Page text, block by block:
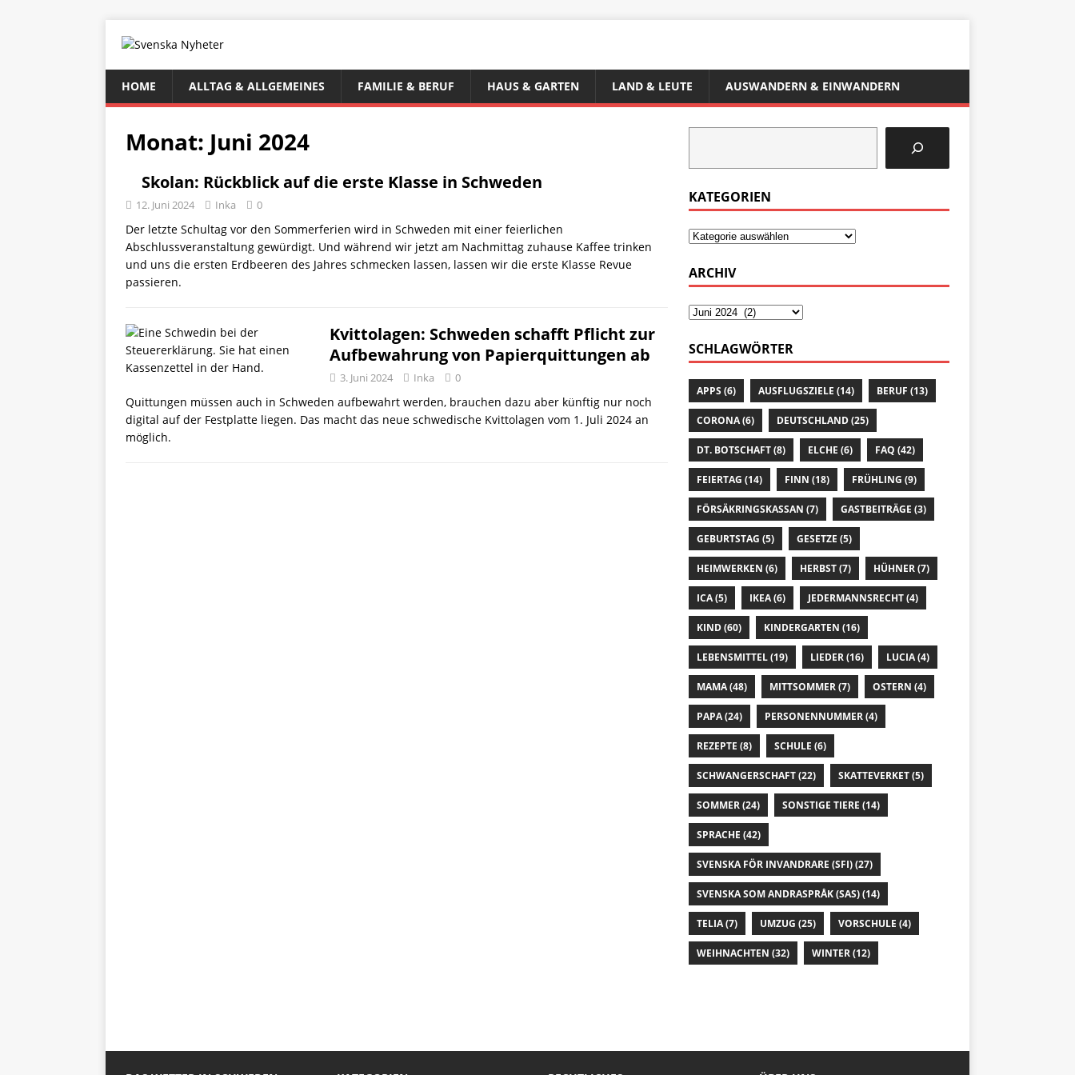
HOME ALLTAG & ALLGEMEINES FAMILIE & BERUF HAUS & GARTEN LAND & LEUTE AUSWANDERN & EINWANDERN
Monat: Juni 2024
Skolan: Rückblick auf die erste Klasse in Schweden
12. Juni 2024 Inka 0
Der letzte Schultag vor den Sommerferien wird in Schweden mit einer feierlichen
Abschlussveranstaltung gewürdigt. Und während wir jetzt am Nachmittag zuhause Kaffee trinken
und uns die ersten Erdbeeren des Jahres schmecken lassen, lassen wir die erste Klasse Revue
passieren.
Kvittolagen: Schweden schafft Pflicht zur
Aufbewahrung von Papierquittungen ab
3. Juni 2024 Inka 0
Quittungen müssen auch in Schweden aufbewahrt werden, brauchen dazu aber künftig nur noch
digital auf der Festplatte liegen. Das macht das neue schwedische Kvittolagen vom 1. Juli 2024 an
möglich.
KATEGORIEN
ARCHIV
SCHLAGWÖRTER
APPS (6) AUSFLUGSZIELE (14) BERUF (13)
CORONA(6) DEUTSCHLAND(25)
DT. BOTSCHAFT(8) ELCHE (6) FAQ (42)
FEIERTAG (14) FINN (18) FRÜHLING (9)
FÖRSÄKRINGSKASSAN (7) GASTBEITRÄGE (3)
GEBURTSTAG (5) GESETZE (5)
HEIMWERKEN (6) HERBST(7) HÜHNER(7)
ICA(5) IKEA(6) JEDERMANNSRECHT(4)
KIND(60) KINDERGARTEN (16)
LEBENSMITTEL(19) LIEDER(16) LUCIA(4)
MAMA(48) MITTSOMMER(7) OSTERN (4)
PAPA(24) PERSONENNUMMER(4)
REZEPTE (8) SCHULE (6)
SCHWANGERSCHAFT(22) SKATTEVERKET(5)
SOMMER(24) SONSTIGE TIERE (14)
SPRACHE (42)
SVENSKA FÖR INVANDRARE (SFI)(27)
SVENSKA SOM ANDRASPRÅK (SAS)(14)
TELIA(7) UMZUG (25) VORSCHULE (4)
WEIHNACHTEN (32) WINTER(12)